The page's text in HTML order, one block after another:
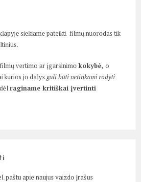
siekiame pateikti filmų nuorodas tik
filmų vertimo ar įgarsinimokokybė,o
kurios jo dalys gali būti netinkami rodyti
raginame kritiškai įvertinti
paštu apie naujus vaizdo įrašus